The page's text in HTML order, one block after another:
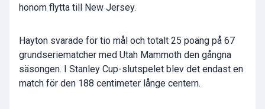
honom flytta till New Jersey.
Hayton svarade för tio mål och totalt 25 poäng på 67
grundseriematcher med Utah Mammoth den gångna
säsongen. I Stanley Cup-slutspelet blev det endast en
match för den 188 centimeter långe centern.